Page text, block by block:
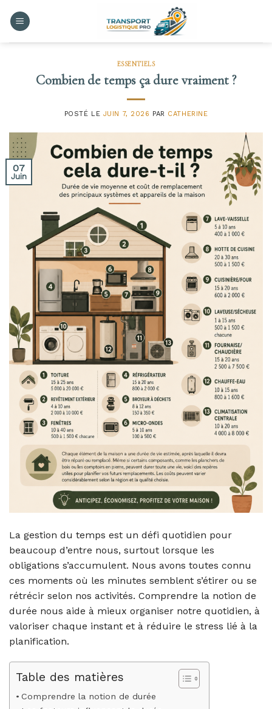
ESSENTIELS
Combien de temps ça dure vraiment ?
POSTÉ LE JUIN 7, 2026 PAR CATHERINE
07
Juin
La gestion du temps est un défi quotidien pour
beaucoup d’entre nous, surtout lorsque les
obligations s’accumulent. Nous avons toutes connu
ces moments où les minutes semblent s’étirer ou se
rétrécir selon nos activités. Comprendre la notion de
durée nous aide à mieux organiser notre quotidien, à
valoriser chaque instant et à réduire le stress lié à la
planification.
Table des matières
Comprendre la notion de durée